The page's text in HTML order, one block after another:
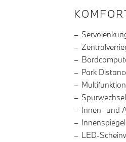
Park
Innen- und
LED-